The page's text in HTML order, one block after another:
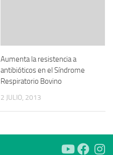
Aumenta la resistencia a
antibióticos en el Síndrome
Respiratorio Bovino
2 JULIO, 2013